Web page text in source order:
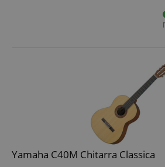
Yamaha C40M Chitarra Classica